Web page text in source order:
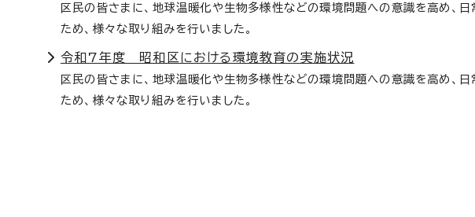
区民の皆さまに、地球温暖化や生物多様性などの環境問題への意識を高め、
ため、様々な取り組みを行いました。
令和7年度 昭和区における環境教育の実施状況
区民の皆さまに、地球温暖化や生物多様性などの環境問題への意識を高め、
ため、様々な取り組みを行いました。